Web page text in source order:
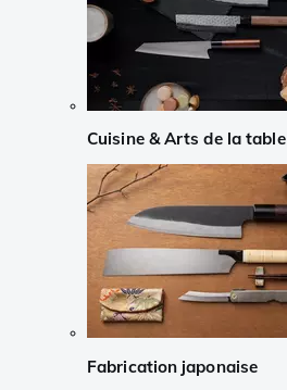
Cuisine & Arts de la table
Fabrication japonaise